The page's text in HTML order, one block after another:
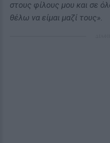
στους φίλους μου και σε
θέλω να είμαι μαζί τους».